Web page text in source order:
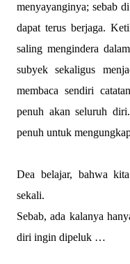
menyayanginya; sebab
dapat terus berjaga.
saling mengindera
subyek sekaligus
membaca sendiri
penuh akan seluruh
penuh untuk
Dea belajar, bahwa
sekali.
Sebab, ada kalanya
diri ingin dipeluk …